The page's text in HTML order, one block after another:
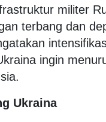
militer
terbang dan
ingin
Ukraina